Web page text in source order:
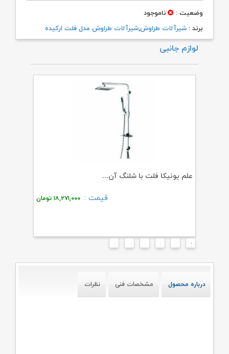
وضعیت :
ناموجود
برند : شیرآلات طراوش,شیرآلات طراوش مدل فلت ارکیده
لوازم جانبی
علم یونیکا فلت با شلنگ آن...
قیمت : ۱۸,۲۷۱,۰۰۰ تومان
درباره محصول مشخصات فنی نظرات